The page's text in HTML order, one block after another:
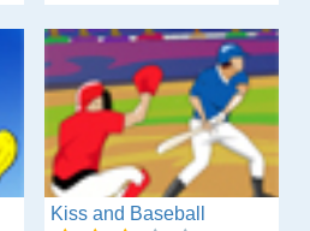
Kiss and Baseball